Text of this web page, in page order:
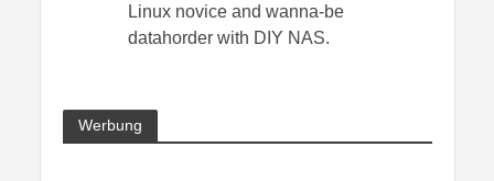
Linux novice and wanna-be
datahorder with DIY NAS.
Werbung